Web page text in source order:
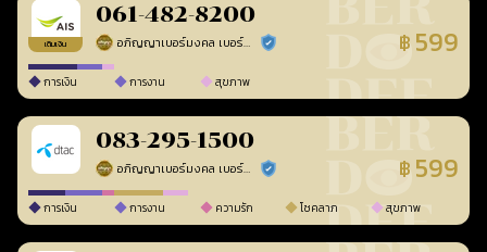
เติมเงิน
061-482-8200
อภิญญาเบอร์มงคล เบอร์สวยเลขศาสตร์ ร้านยืนยันแล้ว ฿ 599
การเงิน การงาน สุขภาพ
083-295-1500
อภิญญาเบอร์มงคล เบอร์สวยเลขศาสตร์ ร้านยืนยันแล้ว ฿ 599
การเงิน การงาน ความรัก โชคลาภ สุขภาพ